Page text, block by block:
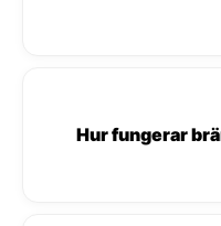
Hur fungerar